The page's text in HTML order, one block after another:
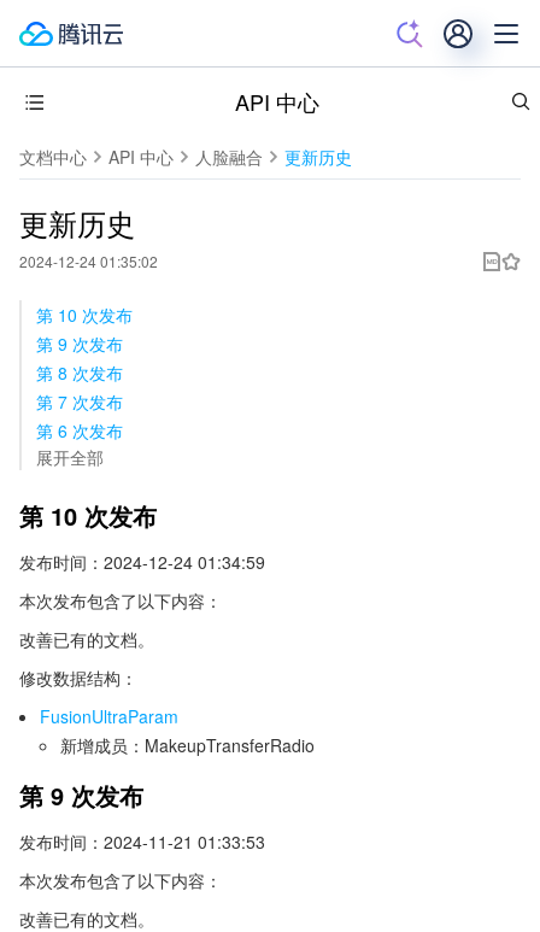
API 中心
文档中心 API 中心 人脸融合 更新历史
更新历史
2024-12-24 01:35:02
第 10 次发布
第 9 次发布
第 8 次发布
第 7 次发布
第 6 次发布
展开全部
第 10 次发布
发布时间：2024-12-24 01:34:59
本次发布包含了以下内容：
改善已有的文档。
修改数据结构：
FusionUltraParam
新增成员：MakeupTransferRadio
第 9 次发布
发布时间：2024-11-21 01:33:53
本次发布包含了以下内容：
改善已有的文档。